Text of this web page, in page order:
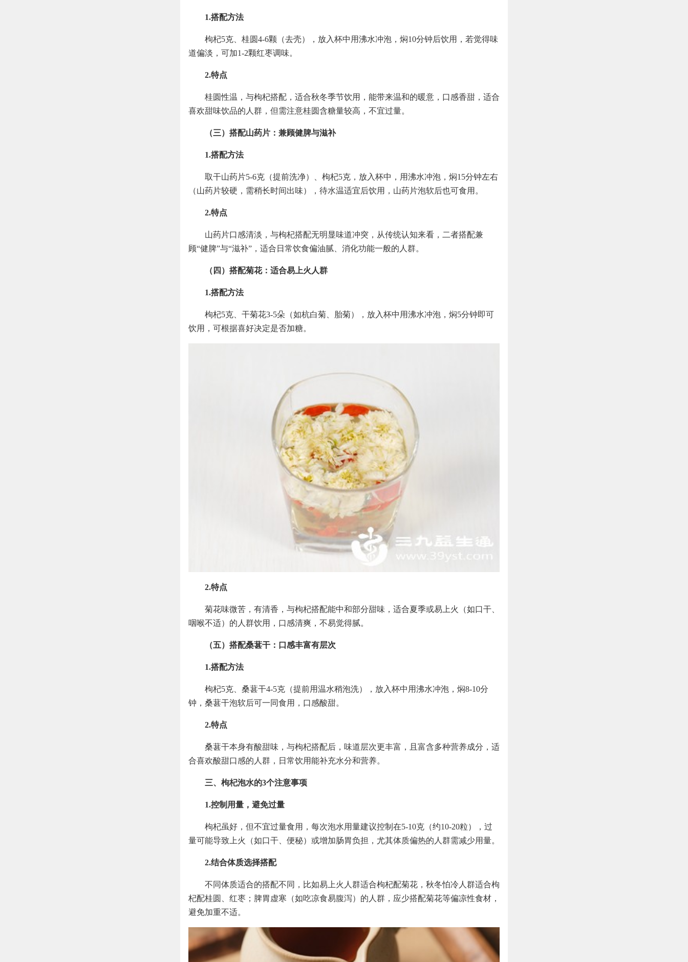
1.搭配方法
枸杞5克、桂圆4-6颗（去壳），放入杯中用沸水冲泡，焖10分钟后饮用，若觉得味
道偏淡，可加1-2颗红枣调味。
2.特点
桂圆性温，与枸杞搭配，适合秋冬季节饮用，能带来温和的暖意，口感香甜，适合
喜欢甜味饮品的人群，但需注意桂圆含糖量较高，不宜过量。
（三）搭配山药片：兼顾健脾与滋补
1.搭配方法
取干山药片5-6克（提前洗净）、枸杞5克，放入杯中，用沸水冲泡，焖15分钟左右
（山药片较硬，需稍长时间出味），待水温适宜后饮用，山药片泡软后也可食用。
2.特点
山药片口感清淡，与枸杞搭配无明显味道冲突，从传统认知来看，二者搭配兼
顾“健脾”与“滋补”，适合日常饮食偏油腻、消化功能一般的人群。
（四）搭配菊花：适合易上火人群
1.搭配方法
枸杞5克、干菊花3-5朵（如杭白菊、胎菊），放入杯中用沸水冲泡，焖5分钟即可
饮用，可根据喜好决定是否加糖。
2.特点
菊花味微苦，有清香，与枸杞搭配能中和部分甜味，适合夏季或易上火（如口干、
咽喉不适）的人群饮用，口感清爽，不易觉得腻。
（五）搭配桑葚干：口感丰富有层次
1.搭配方法
枸杞5克、桑葚干4-5克（提前用温水稍泡洗），放入杯中用沸水冲泡，焖8-10分
钟，桑葚干泡软后可一同食用，口感酸甜。
2.特点
桑葚干本身有酸甜味，与枸杞搭配后，味道层次更丰富，且富含多种营养成分，适
合喜欢酸甜口感的人群，日常饮用能补充水分和营养。
三、枸杞泡水的3个注意事项
1.控制用量，避免过量
枸杞虽好，但不宜过量食用，每次泡水用量建议控制在5-10克（约10-20粒），过
量可能导致上火（如口干、便秘）或增加肠胃负担，尤其体质偏热的人群需减少用量。
2.结合体质选择搭配
不同体质适合的搭配不同，比如易上火人群适合枸杞配菊花，秋冬怕冷人群适合枸
杞配桂圆、红枣；脾胃虚寒（如吃凉食易腹泻）的人群，应少搭配菊花等偏凉性食材，
避免加重不适。